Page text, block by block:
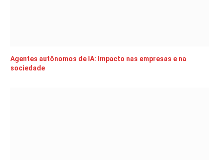
Agentes autônomos de IA: Impacto nas empresas e na
sociedade